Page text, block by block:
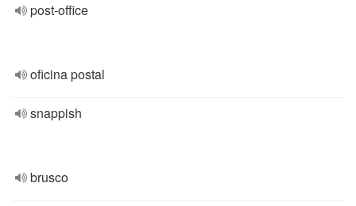
post-office
oficina postal
snappish
brusco